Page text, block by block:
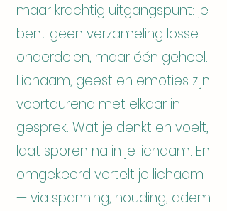
maar krachtig uitgangspunt: je
bent geen verzameling losse
onderdelen, maar één geheel.
Lichaam, geest en emoties zijn
voortdurend met elkaar in
gesprek. Wat je denkt en voelt,
laat sporen na in je lichaam. En
omgekeerd vertelt je lichaam
— via spanning, houding, adem